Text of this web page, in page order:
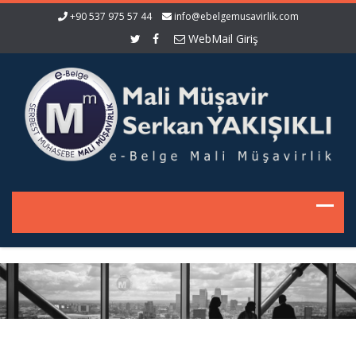
+90 537 975 57 44 info@ebelgemusavirlik.com
WebMail Giriş